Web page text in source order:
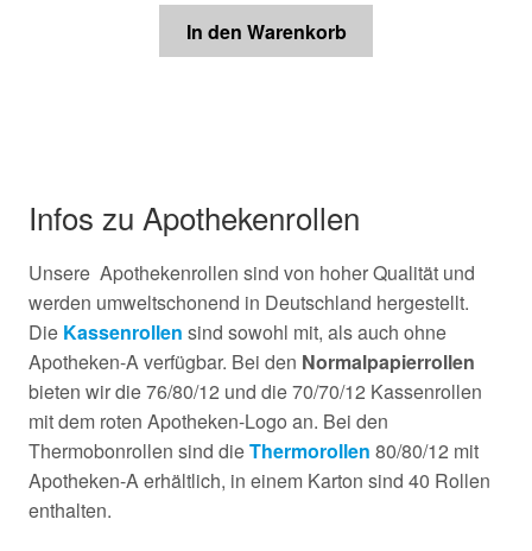
In den Warenkorb
Infos zu Apothekenrollen
Unsere Apothekenrollen sind von hoher Qualität und
werden umweltschonend in Deutschland hergestellt.
Die Kassenrollen sind sowohl mit, als auch ohne
Apotheken-A verfügbar. Bei den Normalpapierrollen
bieten wir die 76/80/12 und die 70/70/12 Kassenrollen
mit dem roten Apotheken-Logo an. Bei den
Thermobonrollen sind dieThermorollen 80/80/12 mit
Apotheken-A erhältlich, in einem Karton sind 40 Rollen
enthalten.